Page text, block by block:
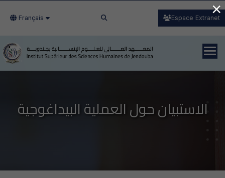
Français Espace Extranet
الاستبيان حول العملية البيداغوجية
×